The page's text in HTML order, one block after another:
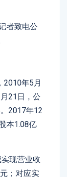
者致电公
2010年5月
21日，公
2017年12
本1.08亿
现营业收
；对应实